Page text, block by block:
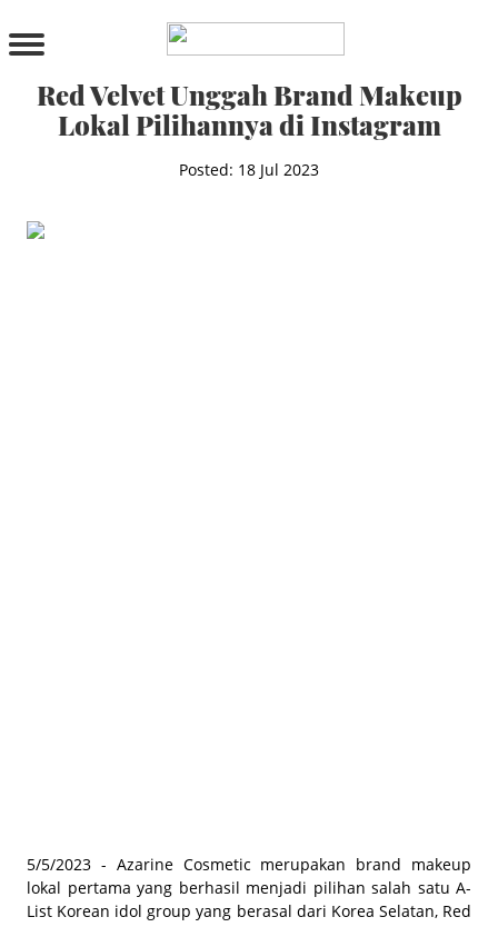
PRODUCTS
Cleanser
Toner
Serum & Treatment
Eye Care
Red Velvet Unggah Brand Makeup
Lokal Pilihannya di Instagram
Posted: 18 Jul 2023
5/5/2023 - Azarine Cosmetic merupakan brand makeup
lokal pertama yang berhasil menjadi pilihan salah satu A-
List Korean idol group yang berasal dari Korea Selatan, Red